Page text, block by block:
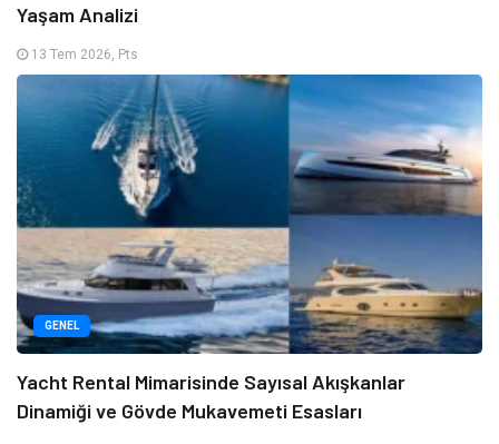
Yaşam Analizi
13 Tem 2026, Pts
GENEL
Yacht Rental Mimarisinde Sayısal Akışkanlar
Dinamiği ve Gövde Mukavemeti Esasları